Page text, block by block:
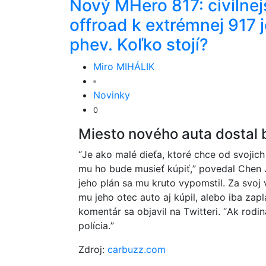
Nový MHero 817:
offroad k extrémnej 917
phev. Koľko stojí?
Miro MIHÁLIK
Novinky
0
Miesto nového auta dostal
“Je ako malé dieťa, ktoré chce od
mu ho bude musieť kúpiť,” povedal
jeho plán sa mu kruto vypomstil. Za
mu jeho otec auto aj kúpil, alebo iba
komentár sa objavil na Twitteri. “Ak
polícia.”
Zdroj: carbuzz.com